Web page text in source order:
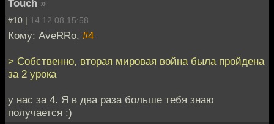
Touch »
#10 | 14.12.08 15:58
Кому: AveRRo, #4
> Собственно, вторая мировая война была пройдена
за 2 урока
у нас за 4. Я в два раза больше тебя знаю
получается :)